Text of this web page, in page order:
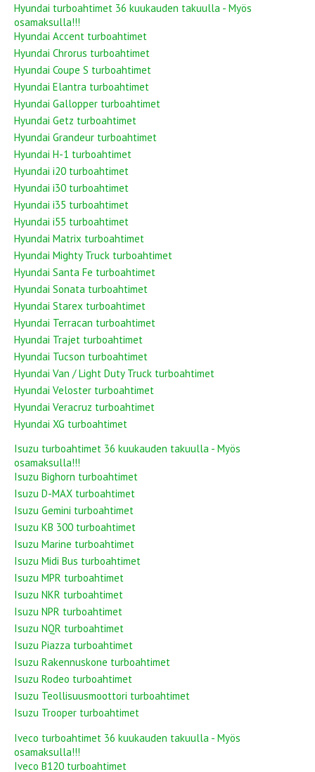
Hyundai turboahtimet 36 kuukauden takuulla - Myös
osamaksulla!!!
Hyundai Accent turboahtimet
Hyundai Chrorus turboahtimet
Hyundai Coupe S turboahtimet
Hyundai Elantra turboahtimet
Hyundai Gallopper turboahtimet
Hyundai Getz turboahtimet
Hyundai Grandeur turboahtimet
Hyundai H-1 turboahtimet
Hyundai i20 turboahtimet
Hyundai i30 turboahtimet
Hyundai i35 turboahtimet
Hyundai i55 turboahtimet
Hyundai Matrix turboahtimet
Hyundai Mighty Truck turboahtimet
Hyundai Santa Fe turboahtimet
Hyundai Sonata turboahtimet
Hyundai Starex turboahtimet
Hyundai Terracan turboahtimet
Hyundai Trajet turboahtimet
Hyundai Tucson turboahtimet
Hyundai Van / Light Duty Truck turboahtimet
Hyundai Veloster turboahtimet
Hyundai Veracruz turboahtimet
Hyundai XG turboahtimet
Isuzu turboahtimet 36 kuukauden takuulla - Myös
osamaksulla!!!
Isuzu Bighorn turboahtimet
Isuzu D-MAX turboahtimet
Isuzu Gemini turboahtimet
Isuzu KB 300 turboahtimet
Isuzu Marine turboahtimet
Isuzu Midi Bus turboahtimet
Isuzu MPR turboahtimet
Isuzu NKR turboahtimet
Isuzu NPR turboahtimet
Isuzu NQR turboahtimet
Isuzu Piazza turboahtimet
Isuzu Rakennuskone turboahtimet
Isuzu Rodeo turboahtimet
Isuzu Teollisuusmoottori turboahtimet
Isuzu Trooper turboahtimet
Iveco turboahtimet 36 kuukauden takuulla - Myös
osamaksulla!!!
Iveco B120 turboahtimet